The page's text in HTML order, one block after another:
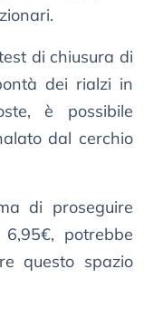
di chiusura di
dei rialzi in
è possibile
dal cerchio
di proseguire
potrebbe
questo spazio